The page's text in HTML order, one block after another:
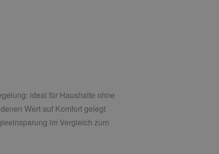
ideal für Haushalte ohne
Wert auf Komfort gelegt
im Vergleich zum